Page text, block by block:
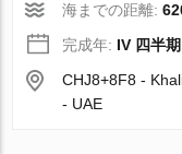
海までの距離:
完成年: IV 四半
CHJ8+8F8 -
- UAE